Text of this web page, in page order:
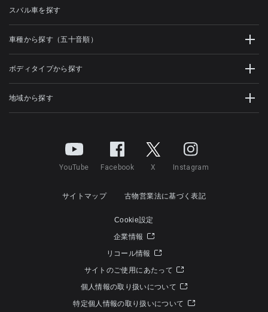
スバル車を探す
車種から探す（五十音順）
ボディタイプから探す
地域から探す
YouTube Facebook X Instagram
サイトマップ 古物営業法に基づく表記
Cookie設定
企業情報
リコール情報
サイトのご使用にあたって
個人情報の取り扱いについて
特定個人情報の取り扱いについて